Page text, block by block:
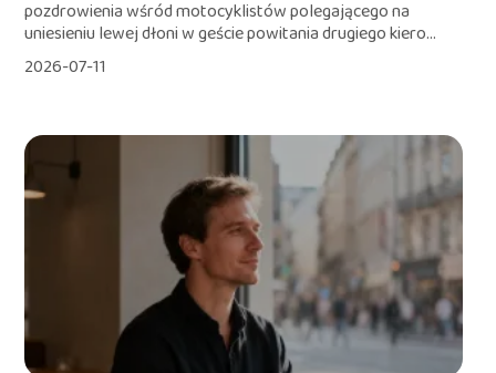
pozdrowienia wśród motocyklistów polegającego na
uniesieniu lewej dłoni w geście powitania drugiego kiero...
2026-07-11